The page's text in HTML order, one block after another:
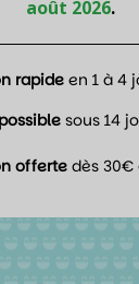
août 2026.
rapideen 1 à 4
sous 14
offerte dès 30€